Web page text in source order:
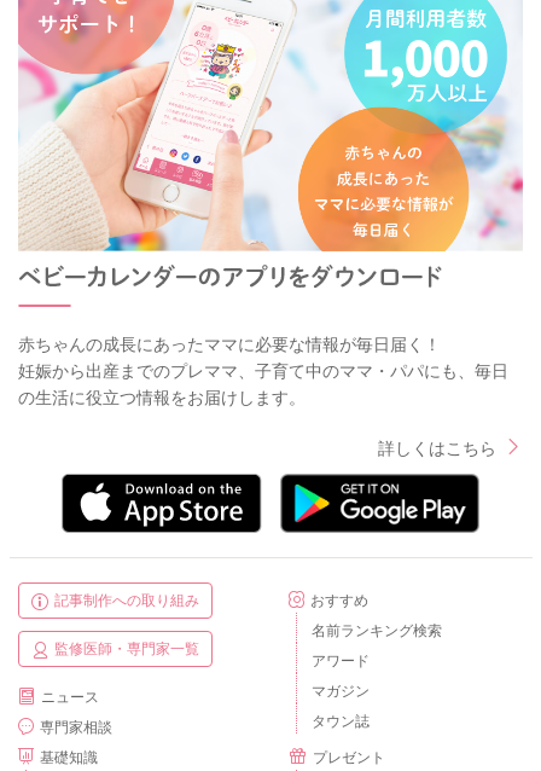
赤ちゃんの成長にあったママに必要な情報が毎日届く！
妊娠から出産までのプレママ、子育て中のママ・パパにも、毎日
の生活に役立つ情報をお届けします。
詳しくはこちら
記事制作への取り組み
監修医師・専門家一覧
ニュース
専門家相談
基礎知識
おすすめ
名前ランキング検索
アワード
マガジン
タウン誌
プレゼント